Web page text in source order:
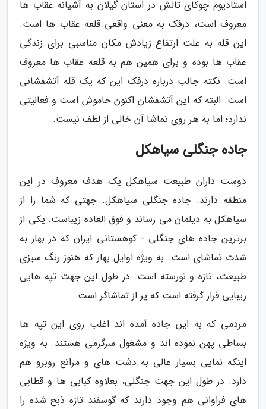
استادیوم چوکای تالش در استان گیلان به آشیانه عقاب ها
معروف است، درفک به معنی واقعی قلعه عقاب ها است.
این قله به علت ارتفاع زیادش مکان مناسبی برای زندگی
عقاب ها بوده و برای همین هم به قلعه عقاب ها معروف
است. نکته جالب درباره درفک این که یک قله آتشفشانی
است. البته که این آتشفشان اکنون خاموش است و فعالیتی
ندارد؛ اما به هر روی تماشا آن خالی از لطف نیست.
جاده جنگلی سیاهکل
دوست داران طبیعت سیاهکل یک هدف معروف در این
منطقه دارند. جاده جنگلی سیاهکل. جهتی که شما را از
سیاهکل به دیلمان می رساند و فوق العاده زیباست. یکی از
برترین جاده های جنگلی - کوهستانی ایران که در بهار به
شدت تماشای است. به ویژه اوایل بهار که هنوز رنگ سبزی
طبیعت، تازه و نورسته است. در طول این جهت تپه هایی
زیبایی قرار گرفته است که پر از تماشاگر است.
مردمی که به این جاده آمده اند اغلب روی این تپه ها
بساطی پهن نموده اند و مشغول سرگرمی هستند. به ویژه
اینکه نمایی بسیار عالی به دشت های و مراتع روبرو هم
دارد. در طول این جهت جنگلی، بعلاوه کبابی ها و قطابی
های فراوانی هم وجود دارند که گوسفند تازه ذبح شده را